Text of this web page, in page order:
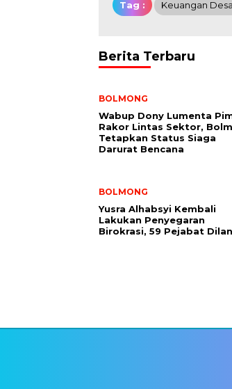
Tag : Keuangan Desa
Berita Terbaru
BOLMONG
Wabup Dony Lumenta
Rakor Lintas Sektor,
Tetapkan Status Siaga
Darurat Bencana
BOLMONG
Yusra Alhabsyi Kembali
Lakukan Penyegaran
Birokrasi, 59 Pejabat